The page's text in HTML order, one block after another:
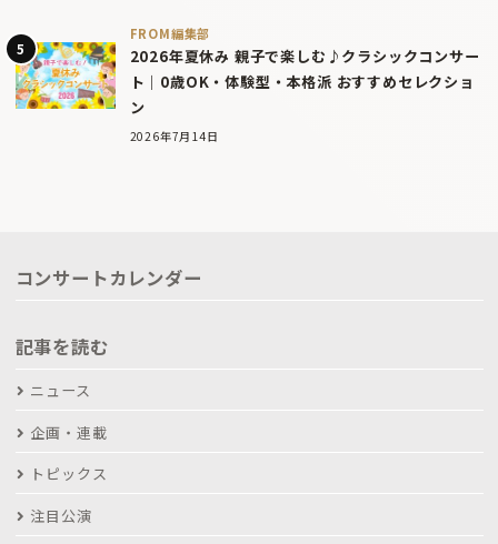
FROM編集部
2026年夏休み 親子で楽しむ♪クラシックコンサー
ト｜0歳OK・体験型・本格派 おすすめセレクショ
ン
2026年7月14日
コンサートカレンダー
記事を読む
ニュース
企画・連載
トピックス
注目公演